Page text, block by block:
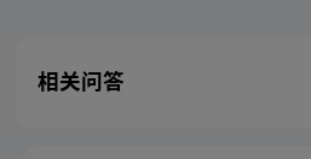
相关问答